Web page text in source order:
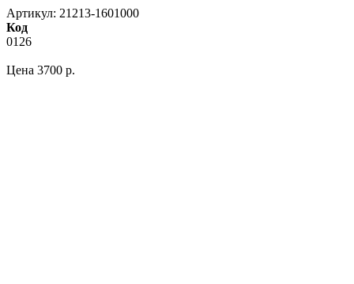
Артикул: 21213-1601000
Код
0126
Цена 3700 p.